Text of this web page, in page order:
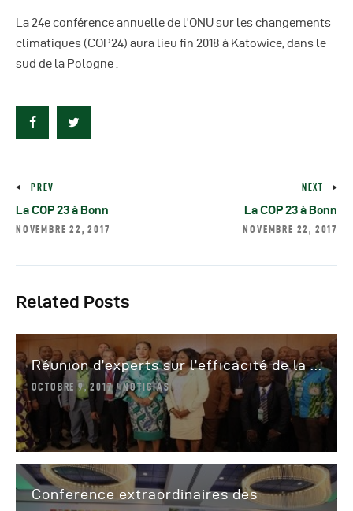
La 24e conférence annuelle de l’ONU sur les changements
climatiques (COP24) aura lieu fin 2018 à Katowice, dans le
sud de la Pologne .
PREV
La COP 23 à Bonn
NOVEMBRE 22, 2017
NEXT
La COP 23 à Bonn
NOVEMBRE 22, 2017
Related Posts
Réunion d’experts sur l’efficacité de la ...
OCTOBRE 9, 2017 NOTICIAS
Conference extraordinaires des